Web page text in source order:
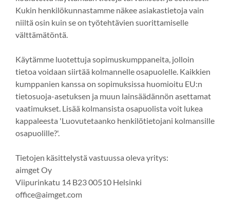
Kukin henkilökunnastamme näkee asiakastietoja vain
niiltä osin kuin se on työtehtävien suorittamiselle
välttämätöntä.
Käytämme luotettuja sopimuskumppaneita, jolloin
tietoa voidaan siirtää kolmannelle osapuolelle. Kaikkien
kumppanien kanssa on sopimuksissa huomioitu EU:n
tietosuoja-asetuksen ja muun lainsäädännön asettamat
vaatimukset. Lisää kolmansista osapuolista voit lukea
kappaleesta 'Luovutetaanko henkilötietojani kolmansille
osapuolille?'.
Tietojen käsittelystä vastuussa oleva yritys:
aimget Oy
Viipurinkatu 14 B23 00510 Helsinki
office@aimget.com